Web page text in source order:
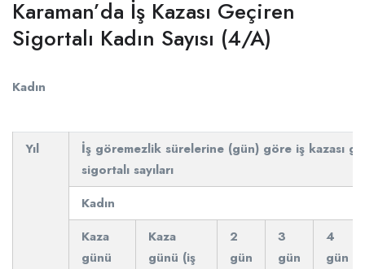
Karaman’da İş Kazası Geçiren
Sigortalı Kadın Sayısı (4/A)
Kadın
Yıl
İş göremezlik sürelerine (gün) göre iş kazası
sigortalı sayıları
Kadın
Kaza
günü
Kaza
günü (iş
2
gün
3
gün
4
gün